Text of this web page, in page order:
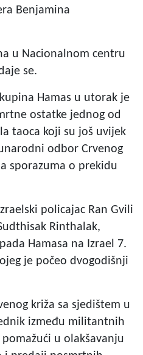
Benjamina
u Nacionalnom centru
se.
Hamas u utorak je
ostatke jednog od
taoca koji su još uvijek
odbor Crvenog
sporazuma o prekidu
policajac Ran Gvili
Rinthalak,
Hamasa na Izrael 7.
je počeo dvogodišnji
križa sa sjedištem u
između militantnih
u olakšavanju